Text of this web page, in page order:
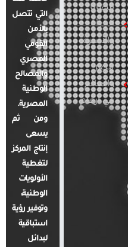
قضايا
المرأة
والأسرة
مصر
والعالم
في أرقام
التي تتصل
بالأمن
القومي
المصري
والمصالح
الوطنية
المصرية.
ومن ثم
يسعى
إنتاج المركز
لتغطية
الأولويات
الوطنية،
وتوفير رؤية
استباقية
لبدائل